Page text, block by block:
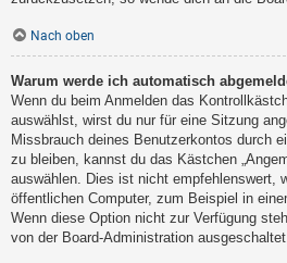
Nach oben
Warum werde ich automatisch
Wenn du beim Anmelden das
auswählst, wirst du nur für eine Sitzung
Missbrauch deines Benutzerkontos durch
zu bleiben, kannst du das Kästchen
auswählen. Dies ist nicht empfehlenswert,
öffentlichen Computer, zum Beispiel in
Wenn diese Option nicht zur Verfügung
von der Board-Administration ausgeschaltet.